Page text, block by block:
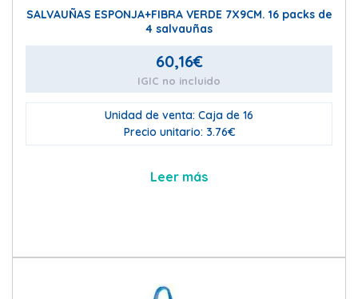
SALVAUÑAS ESPONJA+FIBRA VERDE 7X9CM. 16 packs de
4 salvauñas
60,16€
IGIC no incluido
Unidad de venta: Caja de 16
Precio unitario: 3.76€
Leer más